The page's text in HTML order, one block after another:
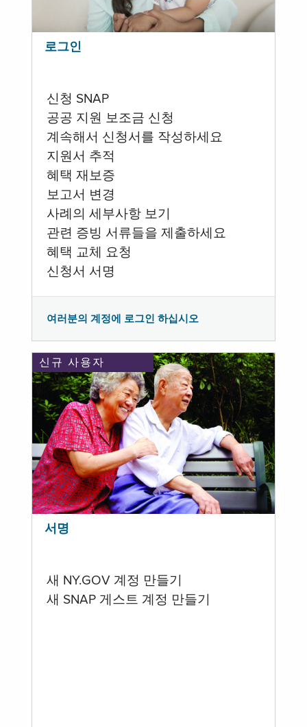
로그인
신청 SNAP
공공 지원 보조금 신청
계속해서 신청서를 작성하세요
지원서 추적
혜택 재보증
보고서 변경
사례의 세부사항 보기
관련 증빙 서류들을 제출하세요
혜택 교체 요청
신청서 서명
여러분의 계정에 로그인 하십시오
신규 사용자
서명
새 NY.GOV 계정 만들기
새 SNAP 게스트 계정 만들기